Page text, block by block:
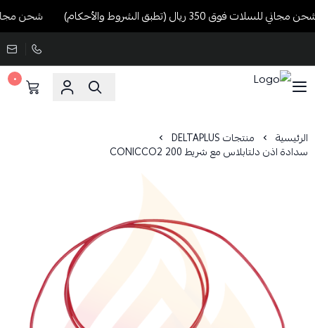
للسلات فوق 350 ريال (تطبق الشروط والأحكام) شحن مجاني للسلات
٠
الرئيسية منتجات DELTAPLUS
سدادة اذن دلتابلاس مع شريط CONICCO2 200